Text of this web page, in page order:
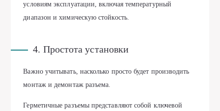
условиям эксплуатации, включая температурный
диапазон и химическую стойкость.
4. Простота установки
Важно учитывать, насколько просто будет производить
монтаж и демонтаж разъема.
Герметичные разъемы представляют собой ключевой